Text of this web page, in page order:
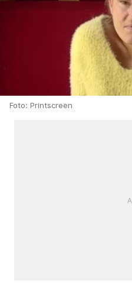
Foto: Printscreen